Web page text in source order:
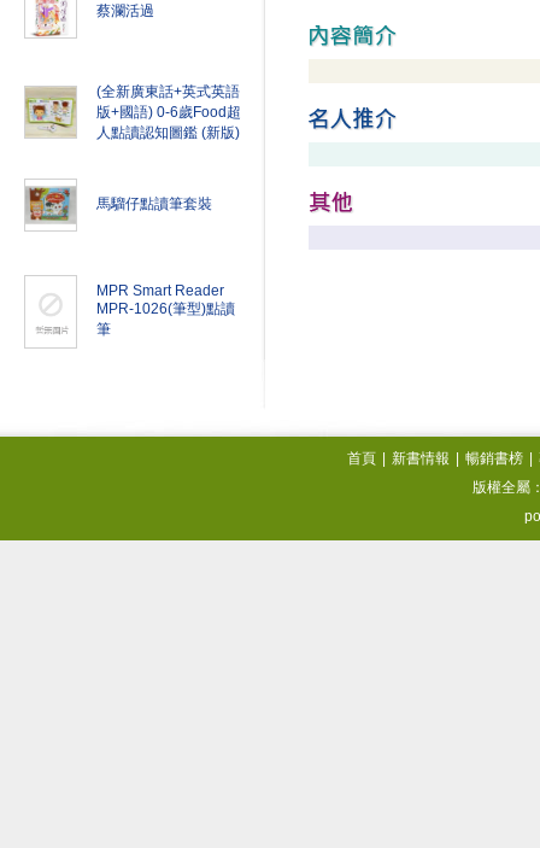
蔡瀾活過
(全新廣東話+英式英語
版+國語) 0-6歲Food超
人點讀認知圖鑑 (新版)
馬騮仔點讀筆套裝
MPR Smart Reader
MPR-1026(筆型)點讀
筆
首頁 新書情報 暢銷書榜
版權全屬